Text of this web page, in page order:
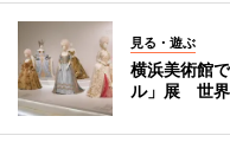
見る・遊ぶ
横浜美術館
ル」展 世界